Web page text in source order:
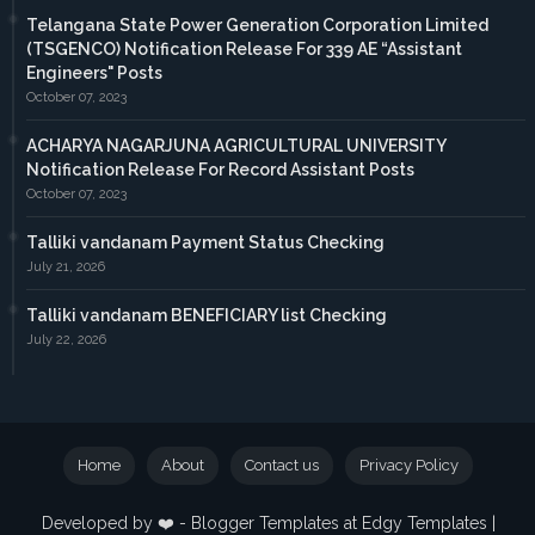
Telangana State Power Generation Corporation Limited
(TSGENCO) Notification Release For 339 AE “Assistant
Engineers" Posts
October 07, 2023
ACHARYA NAGARJUNA AGRICULTURAL UNIVERSITY
Notification Release For Record Assistant Posts
October 07, 2023
Talliki vandanam Payment Status Checking
July 21, 2026
Talliki vandanam BENEFICIARY list Checking
July 22, 2026
Developed by ❤️ - Blogger Templates at Edgy Templates |
Home About Contact us Privacy Policy